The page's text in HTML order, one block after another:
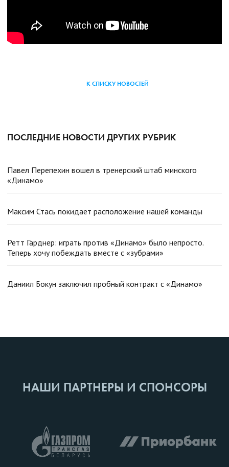
К СПИСКУ НОВОСТЕЙ
ПОСЛЕДНИЕ НОВОСТИ ДРУГИХ РУБРИК
Павел Перепехин вошел в тренерский штаб минского
«Динамо»
Максим Стась покидает расположение нашей команды
Ретт Гарднер: играть против «Динамо» было непросто.
Теперь хочу побеждать вместе с «зубрами»
Даниил Бокун заключил пробный контракт с «Динамо»
НАШИ ПАРТНЕРЫ И СПОНСОРЫ